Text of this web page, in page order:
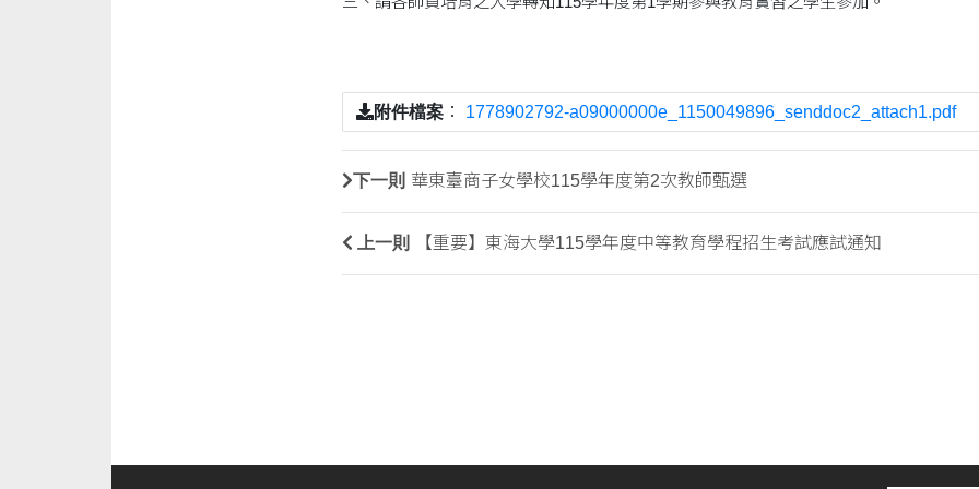
附件檔案 ： 1778902792-a09000000e_1150049896_senddoc2_attach1.pdf
下一則 華東臺商子女學校115學年度第2次教師甄選
上一則 【重要】東海大學115學年度中等教育學程招生考試應試通知